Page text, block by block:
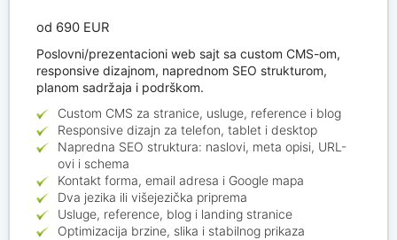
od 690 EUR
Poslovni/prezentacioni web sajt sa custom CMS-om,
responsive dizajnom, naprednom SEO strukturom,
planom sadržaja i podrškom.
Custom CMS za stranice, usluge, reference i blog
Responsive dizajn za telefon, tablet i desktop
Napredna SEO struktura: naslovi, meta opisi, URL-
ovi i schema
Kontakt forma, email adresa i Google mapa
Dva jezika ili višejezička priprema
Usluge, reference, blog i landing stranice
Optimizacija brzine, slika i stabilnog prikaza